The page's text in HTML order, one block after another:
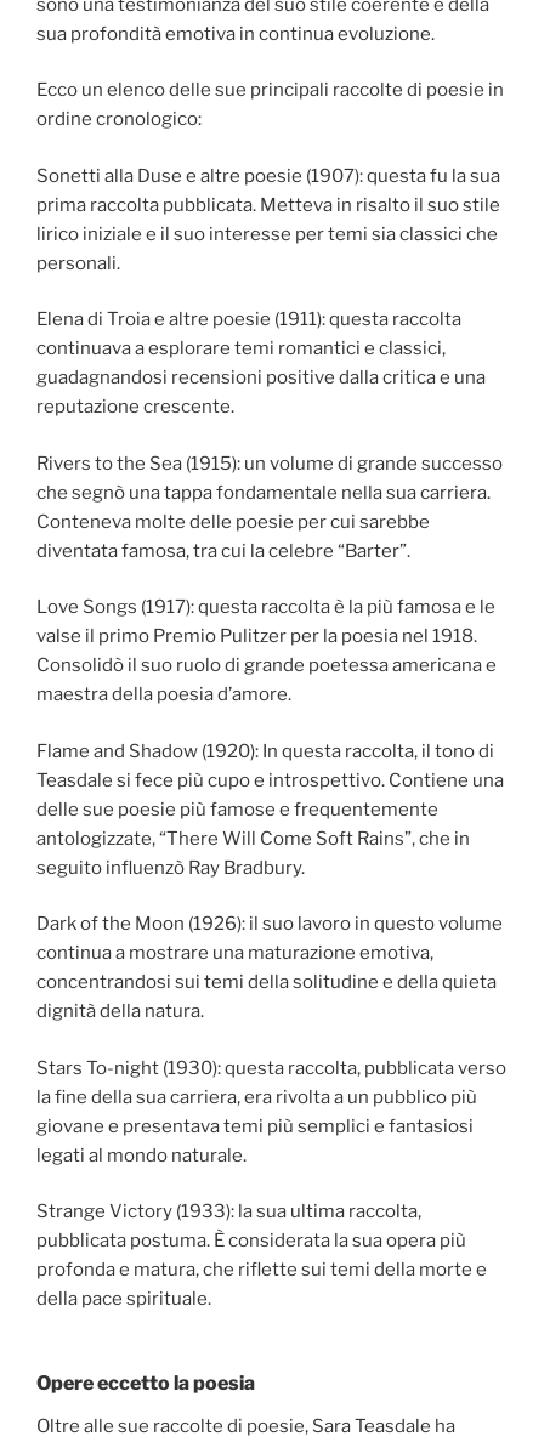
sono una testimonianza del suo stile coerente e della
sua profondità emotiva in continua evoluzione.
Ecco un elenco delle sue principali raccolte di poesie in
ordine cronologico:
Sonetti alla Duse e altre poesie (1907): questa fu la sua
prima raccolta pubblicata. Metteva in risalto il suo stile
lirico iniziale e il suo interesse per temi sia classici che
personali.
Elena di Troia e altre poesie (1911): questa raccolta
continuava a esplorare temi romantici e classici,
guadagnandosi recensioni positive dalla critica e una
reputazione crescente.
Rivers to the Sea (1915): un volume di grande successo
che segnò una tappa fondamentale nella sua carriera.
Conteneva molte delle poesie per cui sarebbe
diventata famosa, tra cui la celebre “Barter”.
Love Songs (1917): questa raccolta è la più famosa e le
valse il primo Premio Pulitzer per la poesia nel 1918.
Consolidò il suo ruolo di grande poetessa americana e
maestra della poesia d’amore.
Flame and Shadow (1920): In questa raccolta, il tono di
Teasdale si fece più cupo e introspettivo. Contiene una
delle sue poesie più famose e frequentemente
antologizzate, “There Will Come Soft Rains”, che in
seguito influenzò Ray Bradbury.
Dark of the Moon (1926): il suo lavoro in questo volume
continua a mostrare una maturazione emotiva,
concentrandosi sui temi della solitudine e della quieta
dignità della natura.
Stars To-night (1930): questa raccolta, pubblicata verso
la fine della sua carriera, era rivolta a un pubblico più
giovane e presentava temi più semplici e fantasiosi
legati al mondo naturale.
Strange Victory (1933): la sua ultima raccolta,
pubblicata postuma. È considerata la sua opera più
profonda e matura, che riflette sui temi della morte e
della pace spirituale.
Opere eccetto la poesia
Oltre alle sue raccolte di poesie, Sara Teasdale ha